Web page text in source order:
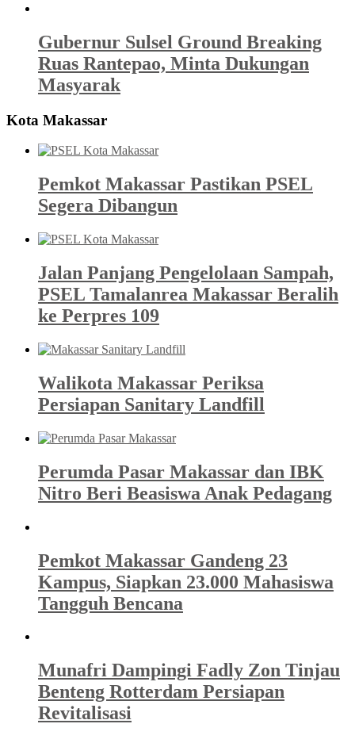
Gubernur Sulsel Ground Breaking
Ruas Rantepao, Minta Dukungan
Masyarak
Kota Makassar
Pemkot Makassar Pastikan PSEL
Segera Dibangun
Jalan Panjang Pengelolaan Sampah,
PSEL Tamalanrea Makassar Beralih
ke Perpres 109
Walikota Makassar Periksa
Persiapan Sanitary Landfill
Perumda Pasar Makassar dan IBK
Nitro Beri Beasiswa Anak Pedagang
Pemkot Makassar Gandeng 23
Kampus, Siapkan 23.000 Mahasiswa
Tangguh Bencana
Munafri Dampingi Fadly Zon Tinjau
Benteng Rotterdam Persiapan
Revitalisasi